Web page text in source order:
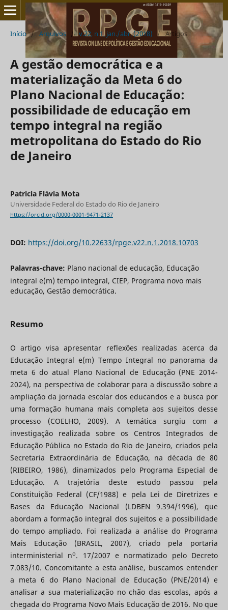
Início / Arquivos / v.22, n.1, jan./abr. (2018) / Artigos
A gestão democrática e a
materialização da Meta 6 do
Plano Nacional de Educação:
possibilidade de educação em
tempo integral na região
metropolitana do Estado do Rio
de Janeiro
Patricia Flávia Mota
Universidade Federal do Estado do Rio de Janeiro
https://orcid.org/0000-0001-9471-2137
DOI: https://doi.org/10.22633/rpge.v22.n.1.2018.10703
Palavras-chave: Plano nacional de educação, Educação
integral e(m) tempo integral, CIEP, Programa novo mais
educação, Gestão democrática.
Resumo
O artigo visa apresentar reflexões realizadas acerca da
Educação Integral e(m) Tempo Integral no panorama da
meta 6 do atual Plano Nacional de Educação (PNE 2014-
2024), na perspectiva de colaborar para a discussão sobre a
ampliação da jornada escolar dos educandos e a busca por
uma formação humana mais completa aos sujeitos desse
processo (COELHO, 2009). A temática surgiu com a
investigação realizada sobre os Centros Integrados de
Educação Pública no Estado do Rio de Janeiro, criados pela
Secretaria Extraordinária de Educação, na década de 80
(RIBEIRO, 1986), dinamizados pelo Programa Especial de
Educação. A trajetória deste estudo passou pela
Constituição Federal (CF/1988) e pela Lei de Diretrizes e
Bases da Educação Nacional (LDBEN 9.394/1996), que
abordam a formação integral dos sujeitos e a possibilidade
do tempo ampliado. Foi realizada a análise do Programa
Mais Educação (BRASIL, 2007), criado pela portaria
interministerial no. 17/2007 e normatizado pelo Decreto
7.083/10. Concomitante a esta análise, buscamos entender
a meta 6 do Plano Nacional de Educação (PNE/2014) e
analisar a sua materialização no chão das escolas, após a
chegada do Programa Novo Mais Educação de 2016. No que